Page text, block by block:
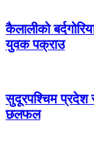
कैलालीको
युवक पक्राउ
सुदूरपश्चिम प्रदेश
छलफल